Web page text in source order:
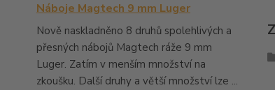
Náboje Magtech 9 mm Luger
Nově naskladněno 8 druhů spolehlivých a
přesných nábojů Magtech ráže 9 mm
Luger. Zatím v menším množství na
zkoušku. Další druhy a větší množství lze ...